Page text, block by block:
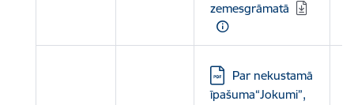
zemesgrāmatā
Lejupielādēt:
Par nekustamā
īpašuma“Jokumi”,